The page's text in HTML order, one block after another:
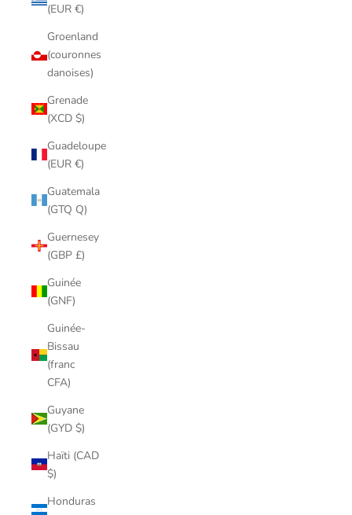
(EUR €)
Groenland
(couronnes
danoises)
Grenade
(XCD $)
Guadeloupe
(EUR €)
Guatemala
(GTQ Q)
Guernesey
(GBP £)
Guinée
(GNF)
Guinée-
Bissau
(franc
CFA)
Guyane
(GYD $)
Haïti (CAD
$)
Honduras